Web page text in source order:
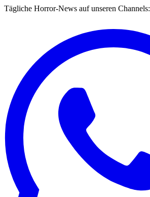
Tägliche Horror-News auf unseren Channels: